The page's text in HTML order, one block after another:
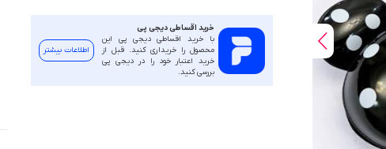
خرید اقساطی دیجی پی
با خرید اقساطی دیجی پی این
محصول را خریداری کنید. قبل از
خرید اعتبار خود را در دیجی پی
بررسی کنید.
اطلاعات بیشتر